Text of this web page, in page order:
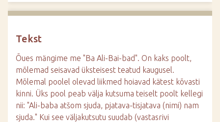
Tekst
Õues mängime me "Ba Ali-Bai-bad". On kaks poolt,
mõlemad seisavad üksteisest teatud kaugusel.
Mõlemal poolel olevad liikmed hoiavad kätest kõvasti
kinni. Üks pool peab välja kutsuma teiselt poolt kellegi
nii: "Ali-baba atšom sjuda, pjatava-tisjatava (nimi) nam
sjuda." Kui see väljakutsutu suudab (vastasrivi